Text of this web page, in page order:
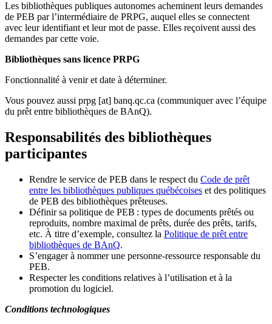
Les bibliothèques publiques autonomes acheminent leurs demandes
de PEB par l’intermédiaire de PRPG, auquel elles se connectent
avec leur identifiant et leur mot de passe. Elles reçoivent aussi des
demandes par cette voie.
Bibliothèques sans licence PRPG
Fonctionnalité à venir et date à déterminer.
Vous pouvez aussi prpg [at] banq.qc.ca (communiquer avec l’équipe
du prêt entre bibliothèques de BAnQ).
Responsabilités des bibliothèques
participantes
Rendre le service de PEB dans le respect du Code de prêt
entre les bibliothèques publiques québécoises et des politiques
de PEB des bibliothèques prêteuses.
Définir sa politique de PEB : types de documents prêtés ou
reproduits, nombre maximal de prêts, durée des prêts, tarifs,
etc. À titre d’exemple, consultez la Politique de prêt entre
bibliothèques de BAnQ.
S’engager à nommer une personne-ressource responsable du
PEB.
Respecter les conditions relatives à l’utilisation et à la
promotion du logiciel.
Conditions technologiques